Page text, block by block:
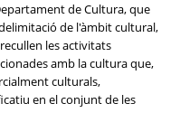
de Cultura, que
de l'àmbit cultural,
les activitats
amb la cultura que,
culturals,
en el conjunt de les